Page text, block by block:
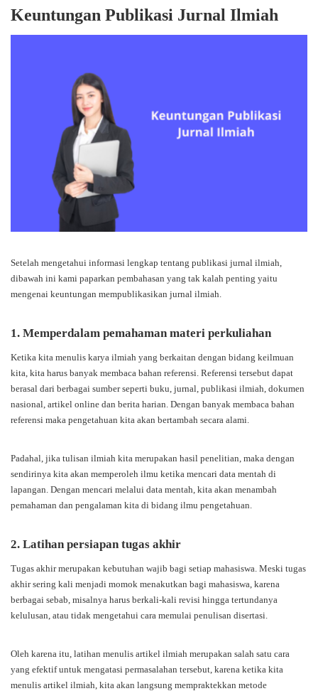
Keuntungan Publikasi Jurnal Ilmiah
Setelah mengetahui informasi lengkap tentang publikasi jurnal ilmiah,
dibawah ini kami paparkan pembahasan yang tak kalah penting yaitu
mengenai keuntungan mempublikasikan jurnal ilmiah.
1. Memperdalam pemahaman materi perkuliahan
Ketika kita menulis karya ilmiah yang berkaitan dengan bidang keilmuan
kita, kita harus banyak membaca bahan referensi. Referensi tersebut dapat
berasal dari berbagai sumber seperti buku, jurnal, publikasi ilmiah, dokumen
nasional, artikel online dan berita harian. Dengan banyak membaca bahan
referensi maka pengetahuan kita akan bertambah secara alami.
Padahal, jika tulisan ilmiah kita merupakan hasil penelitian, maka dengan
sendirinya kita akan memperoleh ilmu ketika mencari data mentah di
lapangan. Dengan mencari melalui data mentah, kita akan menambah
pemahaman dan pengalaman kita di bidang ilmu pengetahuan.
2. Latihan persiapan tugas akhir
Tugas akhir merupakan kebutuhan wajib bagi setiap mahasiswa. Meski tugas
akhir sering kali menjadi momok menakutkan bagi mahasiswa, karena
berbagai sebab, misalnya harus berkali-kali revisi hingga tertundanya
kelulusan, atau tidak mengetahui cara memulai penulisan disertasi.
Oleh karena itu, latihan menulis artikel ilmiah merupakan salah satu cara
yang efektif untuk mengatasi permasalahan tersebut, karena ketika kita
menulis artikel ilmiah, kita akan langsung mempraktekkan metode